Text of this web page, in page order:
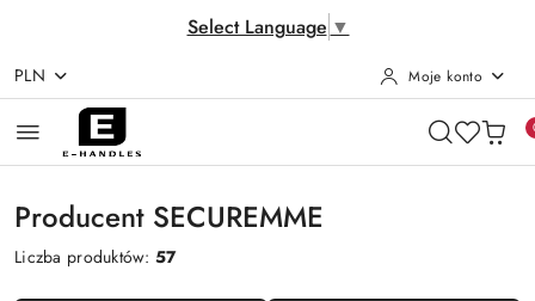
Select Language ▼
Przejdź do treści głównej
Przejdź do wyszukiwarki
Przejdź do moje konto
Przejdź do menu głównego
Przejdź do stopki
PLN Moje konto
Producent SECUREMME
Liczba produktów:57